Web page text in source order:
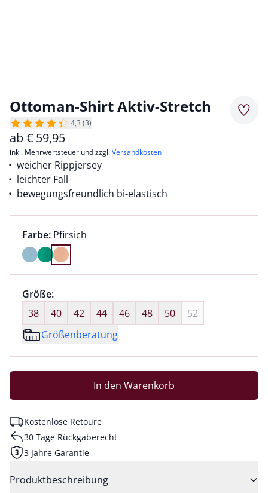
Ottoman-Shirt Aktiv-Stretch
4,3 (3)
ab€ 59,95
inkl. Mehrwertsteuer und zzgl.Versandkosten
weicher Rippjersey
leichter Fall
bewegungsfreundlich bi-elastisch
Farbauswahl:
Farbe: aktuell ausgewählt:
Pfirsich
Farbe Pfirsich ausgewählt
Größenauswahl:
Größe:nichts ausgewählt
38
40 42 44 46 48 50
52
Größenberatung
In den Warenkorb
Kostenlose Retoure
30 Tage Rückgaberecht
3 Jahre Garantie
Produktbeschreibung